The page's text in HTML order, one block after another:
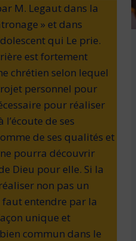
M. Legaut dans la
» et dans
qui Le prie.
est fortement
chrétien selon lequel
personnel pour
pour réaliser
l’écoute de ses
de ses qualités et
pourra découvrir
Dieu pour elle. Si la
non pas un
entendre par la
unique et
commun dans le